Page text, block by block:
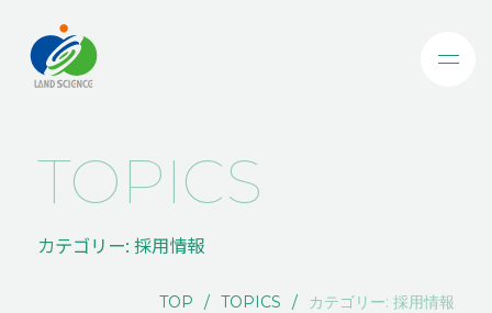
TOPICS
カテゴリー: 採用情報
TOP TOPICS カテゴリー:採用情報